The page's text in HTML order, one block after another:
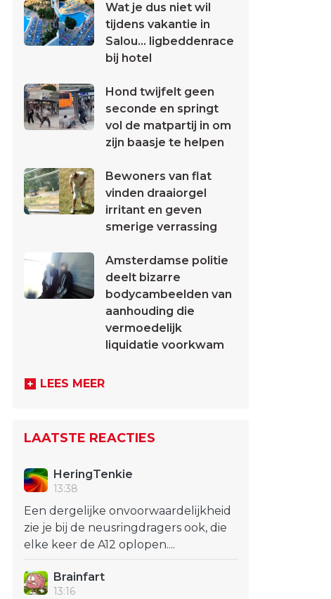
Wat je dus niet wil
tijdens vakantie in
Salou... ligbeddenrace
bij hotel
Hond twijfelt geen
seconde en springt
vol de matpartij in om
zijn baasje te helpen
Bewoners van flat
vinden draaiorgel
irritant en geven
smerige verrassing
Amsterdamse politie
deelt bizarre
bodycambeelden van
aanhouding die
vermoedelijk
liquidatie voorkwam
LEES MEER
LAATSTE REACTIES
HeringTenkie
13:38
Een dergelijke onvoorwaardelijkheid
zie je bij de neusringdragers ook, die
elke keer de A12 oplopen....
Brainfart
13:16